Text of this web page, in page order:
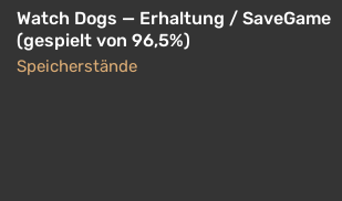
Watch Dogs — Erhaltung / SaveGame
(gespielt von 96,5%)
Speicherstände